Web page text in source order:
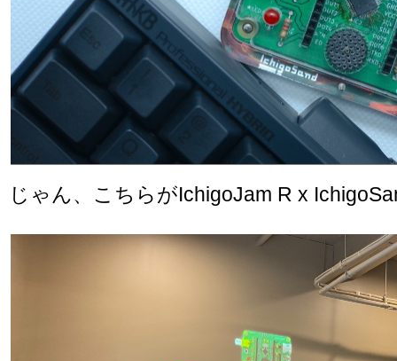
じゃん、こちらがIchigoJam R x